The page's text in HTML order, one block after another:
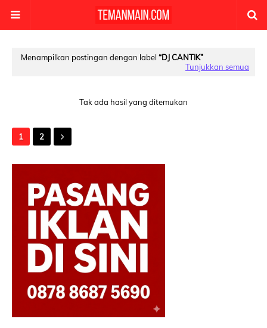
Menampilkan postingan dengan label
DJ CANTIK
Tunjukkan semua
Tak ada hasil yang ditemukan
1 2